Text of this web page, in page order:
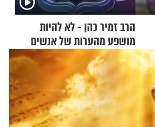
הרב זמיר כהן - לא להיות
מושפע מהערות של אנשים